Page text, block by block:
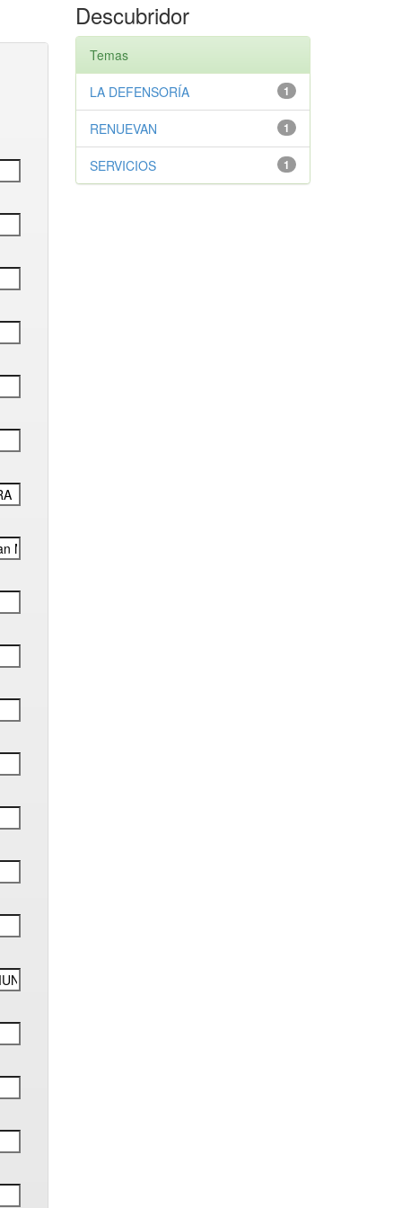
Descubridor
Temas
1
LA DEFENSORÍA
1
RENUEVAN
1
SERVICIOS